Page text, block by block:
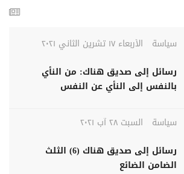
سياسة
الأربعاء ١٧ تشرين الثاني ٢٠٢١
رسائل إلى صديق هناك: من النأي
بالنفس إلى النأي عن النفس
سياسة
السبت ٢٨ آب ٢٠٢١
رسائل إلى صديق هناك (6) الثلث
الضامن الضائع